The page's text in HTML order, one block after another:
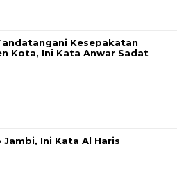
Kesepakatan
Kota, Ini Kata Anwar Sadat
Jambi, Ini Kata Al Haris